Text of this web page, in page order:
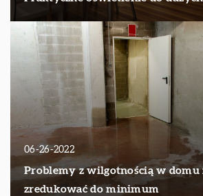
06-26-2022
Problemy z wilgotnością w domu
zredukować do minimum